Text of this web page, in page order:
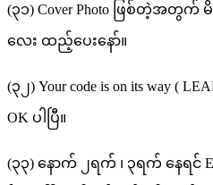
(၃၁) Cover Photo ဖြစ်တဲ့အ
လေး ထည့်ပေးနော်။
(၃၂) Your code is on its way (
OK ပါပြီ။
(၃၃) နောက် ၂ရက် ၊ ၃ရက် နေရင်